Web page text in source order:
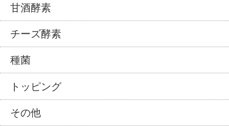
甘酒酵素
チーズ酵素
種菌
トッピング
その他